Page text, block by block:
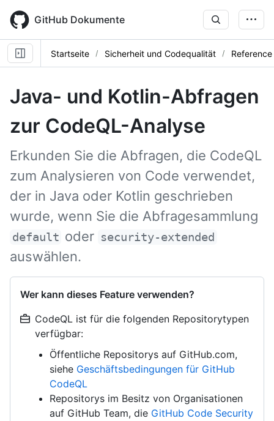
main
content
GitHub Dokumente
Startseite Sicherheit und Codequalität Reference
Java- und Kotlin-Abfragen
zur CodeQL-Analyse
Erkunden Sie die Abfragen, die CodeQL
zum Analysieren von Code verwendet,
der in Java oder Kotlin geschrieben
wurde, wenn Sie die Abfragesammlung
default oder security-extended
auswählen.
Wer kann dieses Feature verwenden?
CodeQL ist für die folgenden Repositorytypen
verfügbar:
Öffentliche Repositorys auf GitHub.com,
siehe Geschäftsbedingungen für GitHub
CodeQL
Repositorys im Besitz von Organisationen
auf GitHub Team, die GitHub Code Security